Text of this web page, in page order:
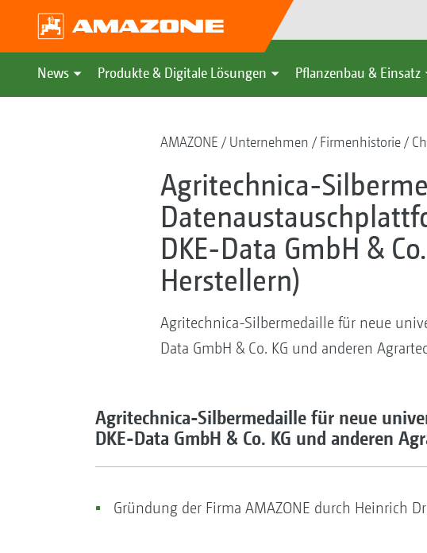
News Produkte & Digitale Lösungen Pflanzenbau & Einsatz
AMAZONE Unternehmen Firmenhistorie
Agritechnica-
DKE-Data GmbH &
Herstellern)
Agritechnica-Silbermedaille für neue
Data GmbH & Co. KG und anderen
Agritechnica-Silbermedaille für neue
DKE-Data GmbH & Co. KG und anderen
Gründung der Firma AMAZONE durch Heinrich